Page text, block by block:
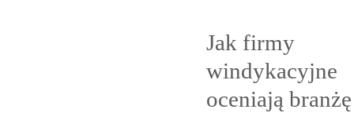
Jak firmy
windykacyjne
oceniają branżę